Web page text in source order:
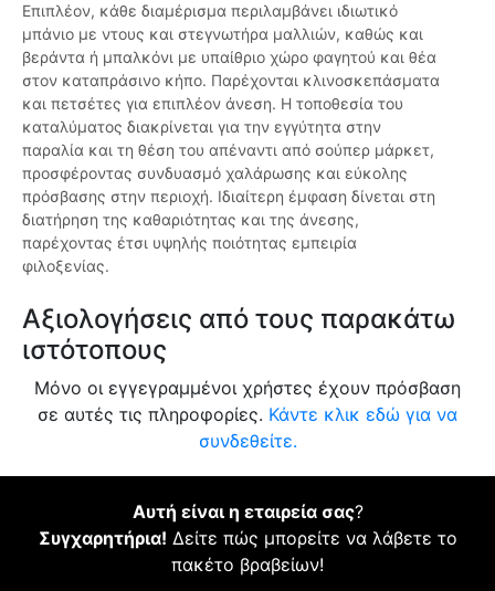
Επιπλέον, κάθε διαμέρισμα περιλαμβάνει ιδιωτικό
μπάνιο με ντους και στεγνωτήρα μαλλιών, καθώς και
βεράντα ή μπαλκόνι με υπαίθριο χώρο φαγητού και θέα
στον καταπράσινο κήπο. Παρέχονται κλινοσκεπάσματα
και πετσέτες για επιπλέον άνεση. Η τοποθεσία του
καταλύματος διακρίνεται για την εγγύτητα στην
παραλία και τη θέση του απέναντι από σούπερ μάρκετ,
προσφέροντας συνδυασμό χαλάρωσης και εύκολης
πρόσβασης στην περιοχή. Ιδιαίτερη έμφαση δίνεται στη
διατήρηση της καθαριότητας και της άνεσης,
παρέχοντας έτσι υψηλής ποιότητας εμπειρία
φιλοξενίας.
Αξιολογήσεις από τους παρακάτω
ιστότοπους
Μόνο οι εγγεγραμμένοι χρήστες έχουν πρόσβαση
σε αυτές τις πληροφορίες. Κάντε κλικ εδώ για να
συνδεθείτε.
Αυτή είναι η εταιρεία σας?
Συγχαρητήρια! Δείτε πώς μπορείτε να λάβετε το
πακέτο βραβείων!